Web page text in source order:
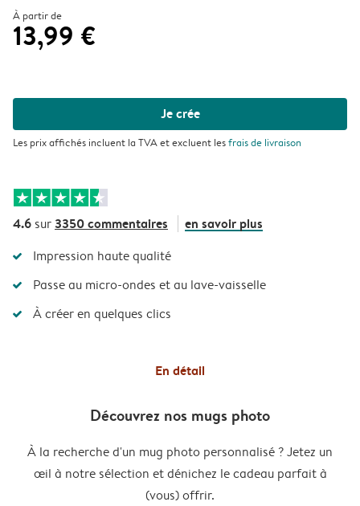
À partir de
13,99 €
Je crée
Les prix affichés incluent la TVA et excluent lesfrais de livraison
4.6 sur3350 commentaires en savoir plus
Impression haute qualité
Passe au micro-ondes et au lave-vaisselle
À créer en quelques clics
En détail
Découvrez nos mugs photo
À la recherche d'un mug photo personnalisé ? Jetez un
œil à notre sélection et dénichez le cadeau parfait à
(vous) offrir.